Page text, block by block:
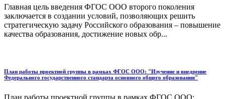
Главная цель введения ФГОС ООО второго поколения
заключается в создании условий, позволяющих решить
стратегическую задачу Российского образования – повышение
качества образования, достижение новых обр...
План работы проектной группы в рамках ФГОС ООО: "Изучение и внедрение
Федерального государственного стандарта основного общего образования"